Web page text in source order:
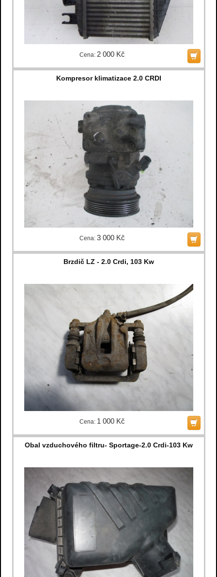
Cena: 2 000 Kč
Kompresor klimatizace 2.0 CRDI
Cena: 3 000 Kč
Brzdič LZ - 2.0 Crdi, 103 Kw
Cena: 1 000 Kč
Obal vzduchového filtru- Sportage-2.0 Crdi-103 Kw